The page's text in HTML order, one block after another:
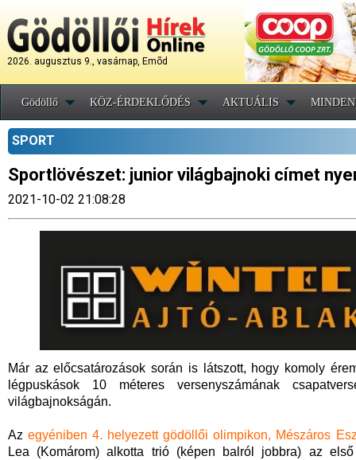
2026. augusztus 9., vasárnap, Emõd
Gödöllő KÖZ-ÉRDEKLŐDÉS AKTUÁLIS
SPORT
Sportlövészet: junior világbajnoki címet
2021-10-02 21:08:28
Már az előcsatározások során is látszott, hogy komoly
légpuskások 10 méteres versenyszámának
világbajnokságán.
Azegyéniben 4. helyezett gödöllői olimpikon, Mészáros
Lea (Komárom) alkotta trió (képen balról jobbra) az